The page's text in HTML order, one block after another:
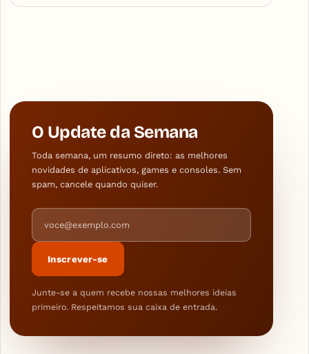
O Update da Semana
Toda semana, um resumo direto: as melhores
novidades de aplicativos, games e consoles. Sem
spam, cancele quando quiser.
Endereço de e-mail
Inscrever-se
Junte-se a quem recebe nossas melhores ideias
primeiro. Respeitamos sua caixa de entrada.